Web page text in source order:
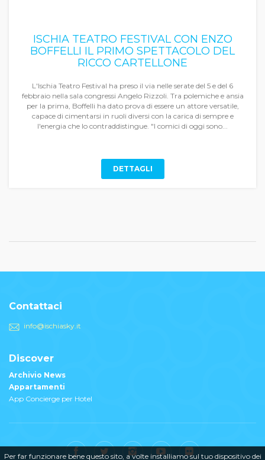
Per far funzionare bene questo sito, a volte installiamo sul tuo dispositivo dei
ISCHIA TEATRO FESTIVAL CON ENZO
BOFFELLI IL PRIMO SPETTACOLO DEL
RICCO CARTELLONE
L'Ischia Teatro Festival ha preso il via nelle serate del 5 e del 6
febbraio nella sala congressi Angelo Rizzoli. Tra polemiche e ansia
per la prima, Boffelli ha dato prova di essere un attore versatile,
capace di cimentarsi in ruoli diversi con la carica di sempre e
l'energia che lo contraddistingue. "I comici di oggi sono...
DETTAGLI
Contattaci
info@ischiasky.it
Discover
Archivio News
Appartamenti
App Concierge per Hotel